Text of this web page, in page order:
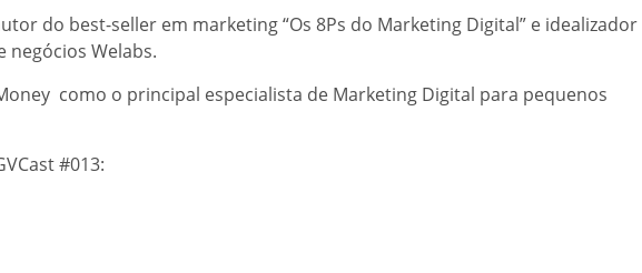
do best-seller em marketing “Os 8Ps do Marketing Digital” e idealizador
negócios Welabs.
como o principal especialista de Marketing Digital para pequenos
#013: